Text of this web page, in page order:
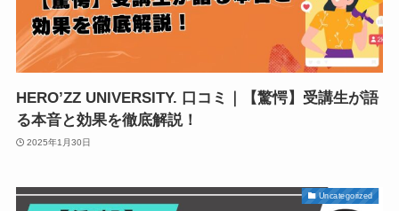
HERO’ZZ UNIVERSITY. 口コミ｜【驚愕】受講生が語
る本音と効果を徹底解説！
2025年1月30日
Uncategorized